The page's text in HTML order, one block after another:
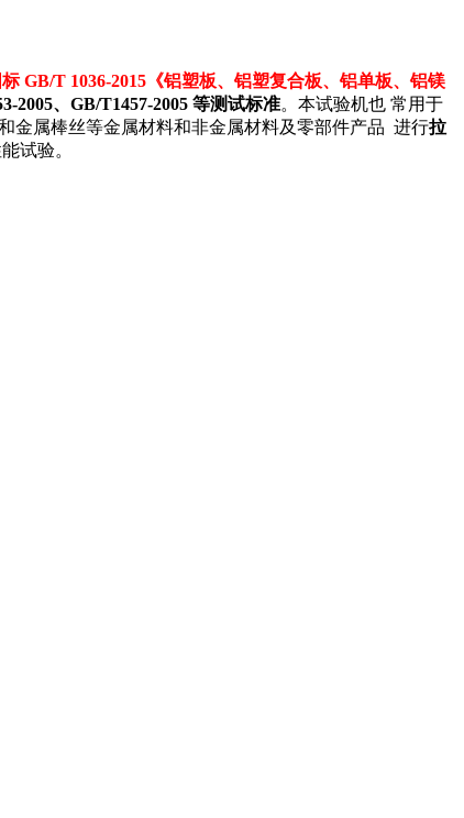
GB/T 1036-2015《铝塑板、铝塑复合板、铝单板、铝镁
2005、GB/T1457-2005 等测试标准。本试验机也 常用于
金属棒丝等金属材料和非金属材料及零部件产品 进行拉
试验。